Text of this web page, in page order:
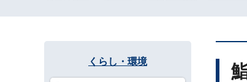
くらし・環境